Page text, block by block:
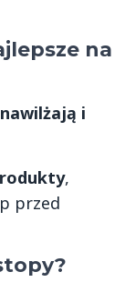
na
nawilżają i
,
przed